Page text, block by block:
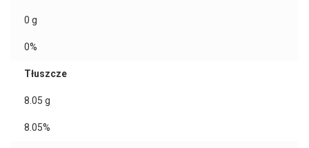
0 g
0%
Tłuszcze
8.05 g
8.05%